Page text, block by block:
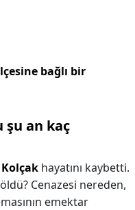
bağlı bir
şu an kaç
Kolçak hayatını kaybetti.
Cenazesi nereden,
emektar